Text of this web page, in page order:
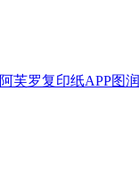
阿芙罗复印纸APP图润